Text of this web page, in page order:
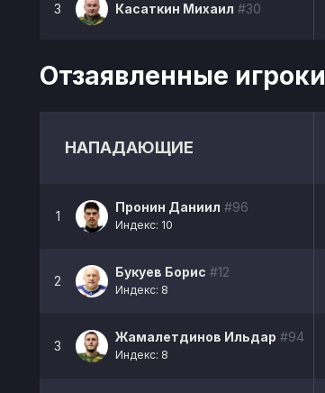
3 Касаткин Михаил #30
Отзаявленные игроки
НАПАДАЮЩИЕ
1
Пронин Даниил #96
Индекс: 10
2
Букуев Борис #12
Индекс: 8
3
Жамалетдинов Ильдар #94
Индекс: 8